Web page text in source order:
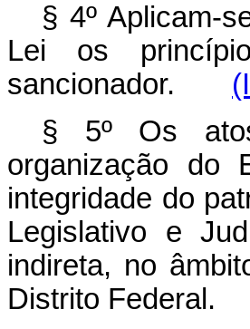
§ 4º Aplicam-
Lei os
sancionador.
§ 5º Os
organização do
integridade do
Legislativo e
indireta, no
Distrito